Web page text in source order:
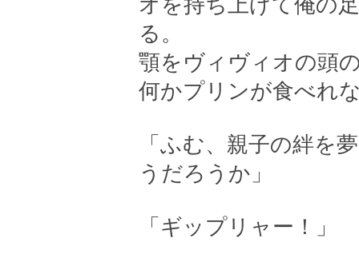
オを持ち上げて俺の
る。
顎をヴィヴィオの頭
何かプリンが食べれ
「ふむ、親子の絆を
うだろうか」
「ギップリャー！」